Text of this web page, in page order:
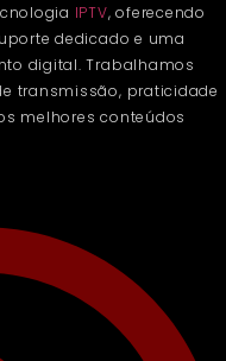
IPTV, oferecendo
dedicado e uma
digital. Trabalhamos
transmissão, praticidade
melhores conteúdos